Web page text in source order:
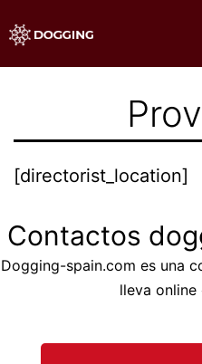
al
Dogging
[directorist_location]
Contactos
Dogging-spain.com es una
lleva online